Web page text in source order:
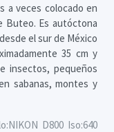
a veces colocado en
Buteo. Es autóctona
el sur de México
35 cm y
insectos, pequeños
sabanas, montes y
D800 Iso:640